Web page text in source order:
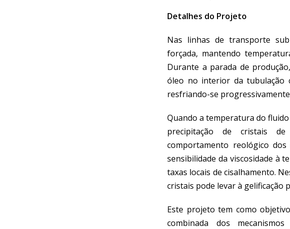
Detalhes do Projeto
Nas linhas de transporte
forçada, mantendo
Durante a parada de
óleo no interior da tubulação
resfriando-se
Quando a temperatura do fluido
precipitação de cristais de
comportamento reológico
sensibilidade da viscosidade à
taxas locais de cisalhamento.
cristais pode levar à gelificação
Este projeto tem como
combinada dos